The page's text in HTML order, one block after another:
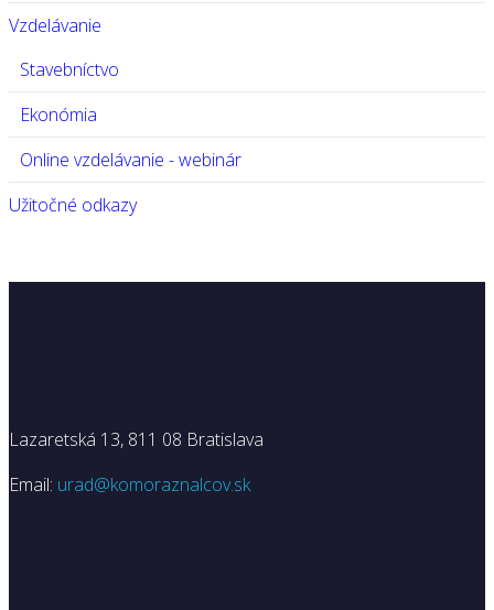
Vzdelávanie
Stavebníctvo
Ekonómia
Online vzdelávanie - webinár
Užitočné odkazy
Lazaretská 13, 811 08 Bratislava
Email: urad@komoraznalcov.sk